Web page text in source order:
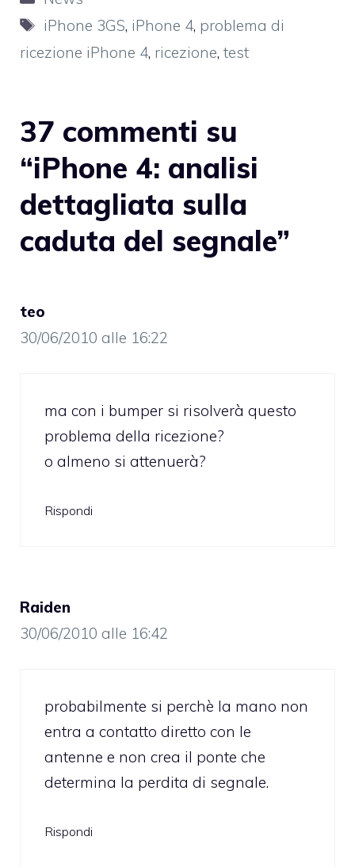
Tag
iPhone 3GS, iPhone 4, problema di
ricezione iPhone 4, ricezione, test
37 commenti su
“iPhone 4: analisi
dettagliata sulla
caduta del segnale”
teo
30/06/2010 alle 16:22
ma con i bumper si risolverà questo
problema della ricezione?
o almeno si attenuerà?
Rispondi
Raiden
30/06/2010 alle 16:42
probabilmente si perchè la mano non
entra a contatto diretto con le
antenne e non crea il ponte che
determina la perdita di segnale.
Rispondi